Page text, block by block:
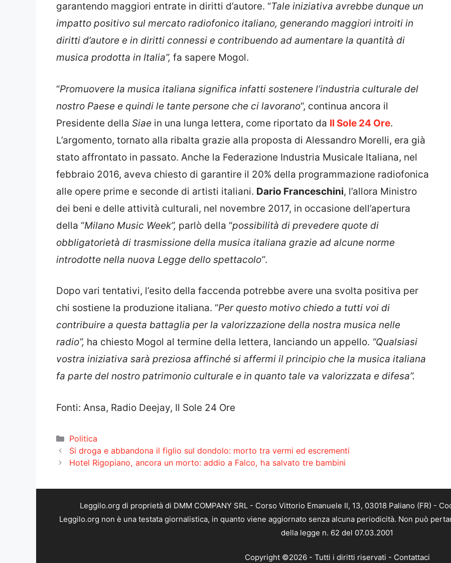
garantendo maggiori entrate in diritti d’autore. “Tale iniziativa avrebbe dunque un
impatto positivo sul mercato radiofonico italiano, generando maggiori introiti in
diritti d’autore e in diritti connessi e contribuendo ad aumentare la quantità di
musica prodotta in Italia”, fa sapere Mogol.
“Promuovere la musica italiana significa infatti sostenere l’industria culturale del
nostro Paese e quindi le tante persone che ci lavorano“, continua ancora il
Presidente della Siae in una lunga lettera, come riportato da Il Sole 24 Ore.
L’argomento, tornato alla ribalta grazie alla proposta di Alessandro Morelli, era già
stato affrontato in passato. Anche la Federazione Industria Musicale Italiana, nel
febbraio 2016, aveva chiesto di garantire il 20% della programmazione radiofonica
alle opere prime e seconde di artisti italiani. Dario Franceschini, l’allora Ministro
dei beni e delle attività culturali, nel novembre 2017, in occasione dell’apertura
della “Milano Music Week”, parlò della “possibilità di prevedere quote di
obbligatorietà di trasmissione della musica italiana grazie ad alcune norme
introdotte nella nuova Legge dello spettacolo”.
Dopo vari tentativi, l’esito della faccenda potrebbe avere una svolta positiva per
chi sostiene la produzione italiana. “Per questo motivo chiedo a tutti voi di
contribuire a questa battaglia per la valorizzazione della nostra musica nelle
radio”, ha chiesto Mogol al termine della lettera, lanciando un appello. “Qualsiasi
vostra iniziativa sarà preziosa affinché si affermi il principio che la musica italiana
fa parte del nostro patrimonio culturale e in quanto tale va valorizzata e difesa”.
Fonti: Ansa, Radio Deejay, Il Sole 24 Ore
Categorie
Politica
Si droga e abbandona il figlio sul dondolo: morto tra vermi ed escrementi
Hotel Rigopiano, ancora un morto: addio a Falco, ha salvato tre bambini
Leggilo.org di proprietà di DMM COMPANY SRL - Corso Vittorio Emanuele II, 13, 03018 Paliano (FR) -
Leggilo.org non è una testata giornalistica, in quanto viene aggiornato senza alcuna periodicità. Non può
della legge n. 62 del 07.03.2001
Copyright ©2026 - Tutti i diritti riservati - Contattaci